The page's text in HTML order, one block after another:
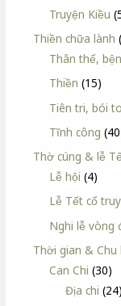
Truyện Kiều
Thiền chữa lành
Thân thể,
Thiền (15)
Tiên tri, bói
Tĩnh công
Thờ cúng & lễ
Lễ hội (4)
Lễ Tết cổ
Nghi lễ vòng
Thời gian & Chu
Can Chi (30)
Địa chi (24)